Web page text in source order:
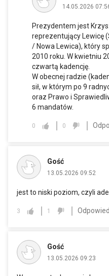
14.05.2026
Prezydentem jest
reprezentujący Lewicę
/ Nowa Lewica), który
2010 roku. W kwietniu
czwartą kadencję.
W obecnej radzie
sił, w którym po 9
oraz Prawo i
6 mandatów.
0 0
Gość
13.05.2026 09:52
jest to niski poziom, czyli
3 1
Gość
13.05.2026 09:23